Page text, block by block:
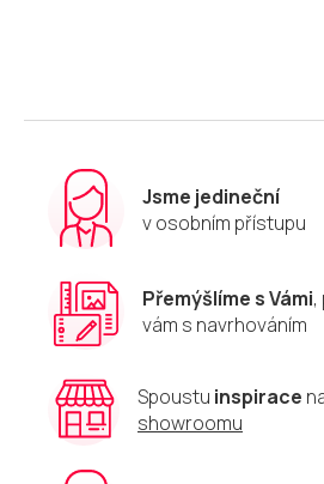
Jsme jedineční
v osobním přístupu
Přemýšlíme s Vámi,
vám s navrhováním
Spoustu inspirace
showroomu